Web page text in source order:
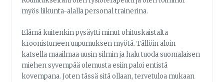
myös liikunta-alalla personal trainerina.
Elämä kuitenkin pysäytti minut ohituskaistalta
kroonistuneen uupumuksen myötä. Tällöin aloin
katsella maailmaa uusin silmin ja halu tuoda suomalaisen
miehen syvempää olemusta esiin paloi entistä
kovempana. Joten tässä sitä ollaan, tervetuloa mukaan